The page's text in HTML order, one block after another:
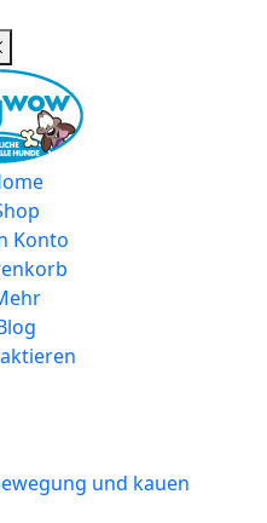
Konto